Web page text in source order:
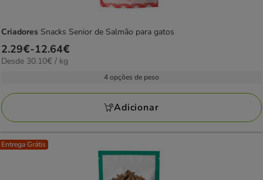
Criadores Snacks Senior de Salmão para gatos
Preço
de
12.64€
2.29€-12.64€
30.10€
Desde 30.10€ / kg
4 opções de peso
Adicionar
Entrega Grátis